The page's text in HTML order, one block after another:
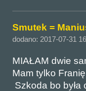
Smutek =
dodano: 2017-07-31
MIAŁAM dwie
Mam tylko
Szkoda bo była